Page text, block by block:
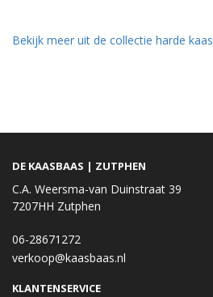
Bekijk meer uit de collectie harde kaas
DE KAASBAAS | ZUTPHEN
C.A. Weersma-van Duinstraat 39
7207HH Zutphen
06-28671272
verkoop@kaasbaas.nl
KLANTENSERVICE